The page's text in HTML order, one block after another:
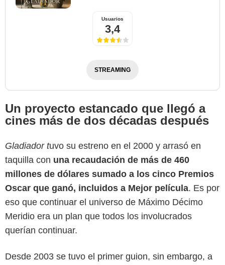
Usuarios
3,4
STREAMING
Un proyecto estancado que llegó a
cines más de dos décadas después
Gladiador tuvo su estreno en el 2000 y arrasó en
taquilla con una recaudación de más de 460
millones de dólares sumado a los cinco Premios
Oscar que ganó, incluidos a Mejor película. Es por
eso que continuar el universo de Máximo Décimo
Meridio era un plan que todos los involucrados
querían continuar.
Desde 2003 se tuvo el primer guion, sin embargo, a